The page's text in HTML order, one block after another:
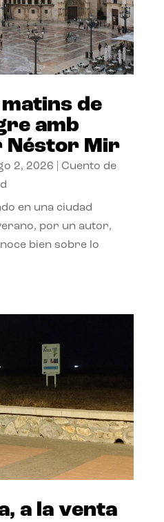
de
amb
Néstor Mir
2, 2026
Cuento de
en una ciudad
por un autor,
bien sobre lo
a la venta